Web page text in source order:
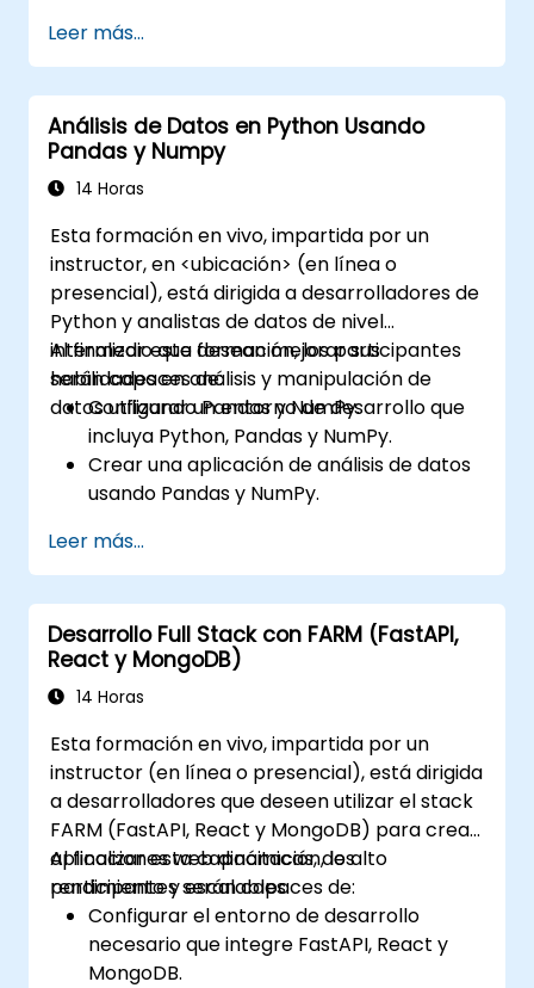
Leer más...
Análisis de Datos en Python Usando
Pandas y Numpy
14 Horas
Esta formación en vivo, impartida por un
instructor, en <ubicación> (en línea o
presencial), está dirigida a desarrolladores de
Python y analistas de datos de nivel
intermedio que desean mejorar sus
habilidades en análisis y manipulación de
datos utilizando Pandas y NumPy.
Al finalizar esta formación, los participantes
serán capaces de:
Configurar un entorno de desarrollo que
incluya Python, Pandas y NumPy.
Crear una aplicación de análisis de datos
usando Pandas y NumPy.
manipulación, clasificación y filtrado de
datos.
Ejecutar operaciones de agregación y
analizar datos de series temporales.
Visualizar datos utilizando Matplotlib y
otras bibliotecas de visualización.
de datos.
Leer más...
Desarrollo Full Stack con FARM (FastAPI,
React y MongoDB)
14 Horas
Esta formación en vivo, impartida por un
instructor (en línea o presencial), está dirigida
a desarrolladores que deseen utilizar el stack
FARM (FastAPI, React y MongoDB) para crear
aplicaciones web dinámicas, de alto
rendimiento y escalables.
Al finalizar esta capacitación, los
participantes serán capaces de:
Configurar el entorno de desarrollo
necesario que integre FastAPI, React y
MongoDB.